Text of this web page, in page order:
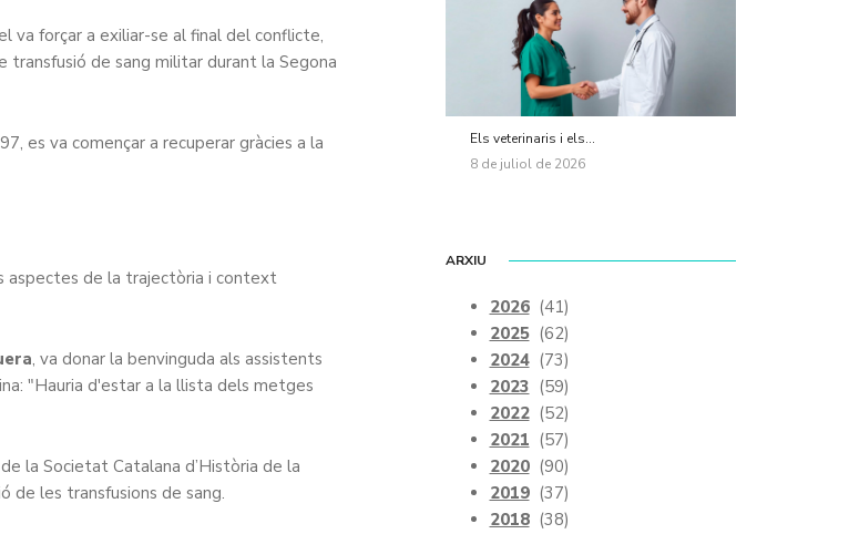
va forçar a exiliar-se al final del conflicte,
de sang militar durant la Segona
es va començar a recuperar gràcies a la
aspectes de la trajectòria i context
, va donar la benvinguda als assistents
"Hauria d'estar a la llista dels metges
la Societat Catalana d’Història de la
de les transfusions de sang.
Els veterinaris i els...
8 de juliol de 2026
ARXIU
2026 (41)
2025 (62)
2024 (73)
2023 (59)
2022 (52)
2021 (57)
2020 (90)
2019 (37)
2018 (38)